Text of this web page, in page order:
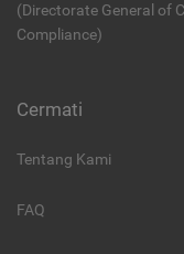
(Directorate General of
Compliance)
Cermati
Tentang Kami
FAQ